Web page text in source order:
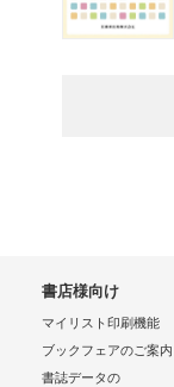
書店様向け
マイリスト印刷機能
ブックフェアのご案内
書誌データの